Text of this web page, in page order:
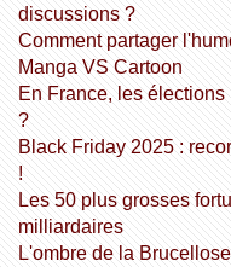
discussions ?
Comment partager
Manga VS Cartoon
En France, les élections municipales : comment ça marche
?
Black Friday 2025 : records de ventes, chaos de livraisons
!
Les 50 plus grosses fortunes de France sont tous des
milliardaires
L'ombre de la Brucellose : Comment une bactérie fait